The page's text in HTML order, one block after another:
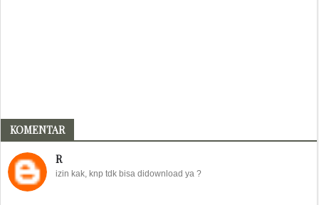
KOMENTAR
R
izin kak, knp tdk bisa didownload ya ?